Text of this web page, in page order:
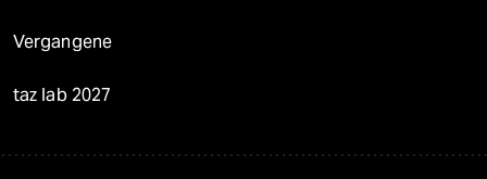
Vergangene
taz lab 2027